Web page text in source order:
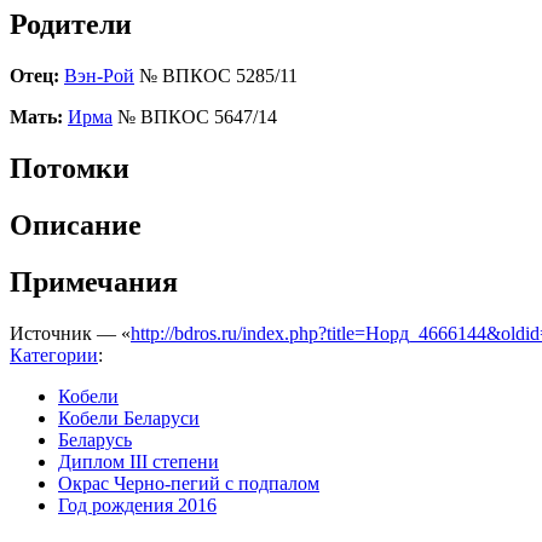
Родители
Отец: Вэн-Рой № ВПКОС 5285/11
Мать: Ирма № ВПКОС 5647/14
Потомки
Описание
Примечания
Источник — «http://bdros.ru/
Категории:
Кобели
Кобели Беларуси
Беларусь
Диплом III степени
Окрас Черно-пегий с подпалом
Год рождения 2016